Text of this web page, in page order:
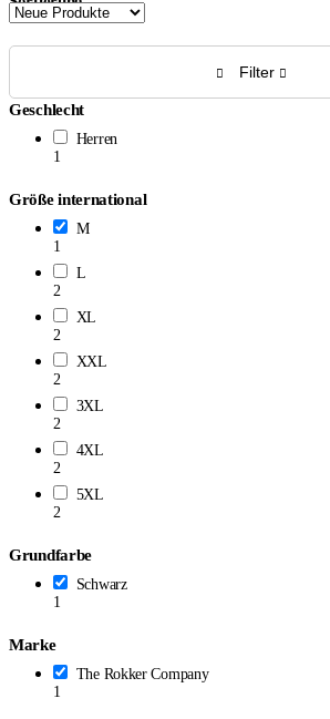
Filter
Geschlecht
Herren
1
Größe international
M
1
L
2
XL
2
XXL
2
3XL
2
4XL
2
5XL
2
Grundfarbe
Schwarz
1
Marke
The Rokker Company
1